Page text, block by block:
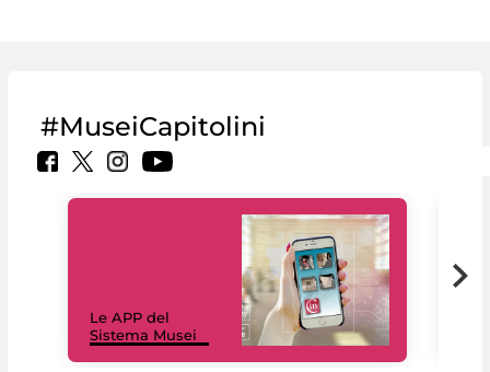
#MuseiCapitolini
Le APP del
Sistema Musei